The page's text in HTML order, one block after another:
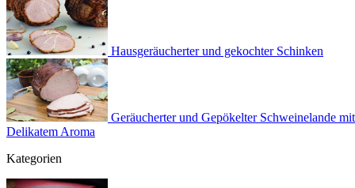
Hausgeräucherter und gekochter Schinken
Geräucherter und Gepökelter Schweinelande mit
Delikatem Aroma
Kategorien